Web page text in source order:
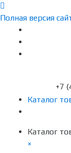
Полная версия
+7
Каталог
Каталог
×